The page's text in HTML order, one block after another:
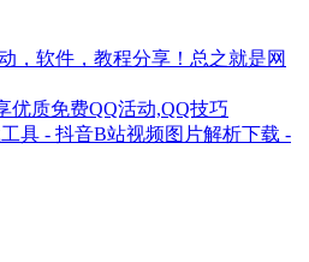
，软件，教程分享！总之就是网
优质免费QQ活动,QQ技巧
具 - 抖音B站视频图片解析下载 -